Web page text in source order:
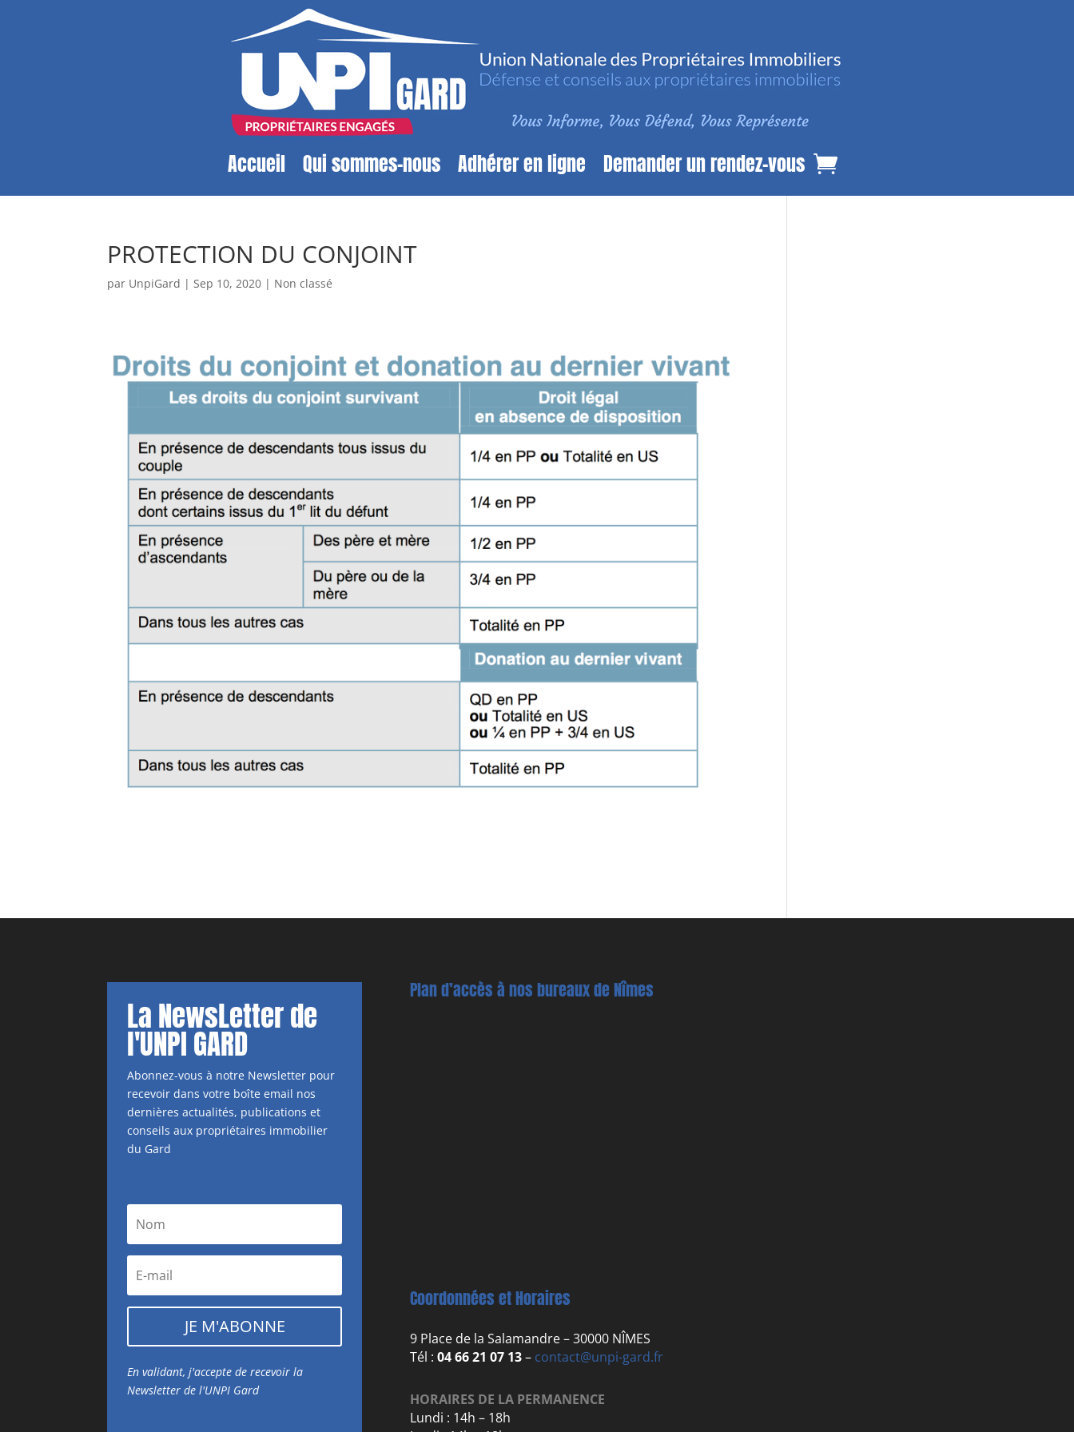
Accueil Qui sommes-nous Adhérer en ligne Demander un rendez-vous
PROTECTION DU CONJOINT
par UnpiGard |Sep 10, 2020 | Non classé
La NewsLetter de
l'UNPI GARD
Abonnez-vous à notre Newsletter pour
recevoir dans votre boîte email nos
dernières actualités, publications et
conseils aux propriétaires immobilier
du Gard
JE M'ABONNE
En validant, j'accepte de recevoir la
Newsletter de l'UNPI Gard
Plan d’accès à nos bureaux de Nîmes
Coordonnées et Horaires
9 Place de la Salamandre – 30000 NÎMES
Tél : 04 66 21 07 13– contact@unpi-gard.fr
HORAIRES DE LA PERMANENCE
Lundi : 14h – 18h